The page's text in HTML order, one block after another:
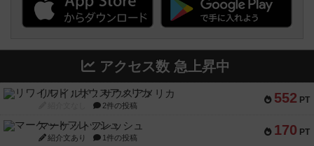
アクセス数 急上昇中
552 PT
リワイルド：サウスアメリカ
2件の投稿
170 PT
マーケットフレッシュ
紹介文あり 1件の投稿